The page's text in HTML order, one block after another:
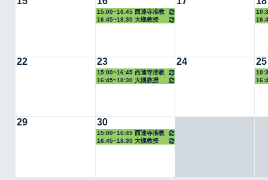
15:00~16:45 西連寺准教
授
16:45~18:30 大槻教授
22 23
15:00~16:45 西連寺准教
授
16:45~18:30 大槻教授
24 25
29 30
15:00~16:45 西連寺准教
授
16:45~18:30 大槻教授